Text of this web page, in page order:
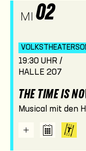
MI 02
19:30 UHR /
HALLE 207
THE TIME IS
Musical mit den